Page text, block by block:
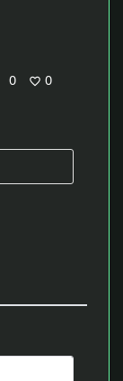
0 favorite_border 0